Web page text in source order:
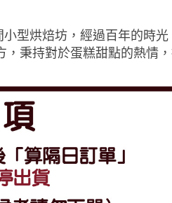
小型烘焙坊，經過百年的時
秉持對於蛋糕甜點的熱情